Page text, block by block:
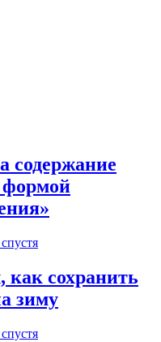
содержание
формой
как сохранить
зиму